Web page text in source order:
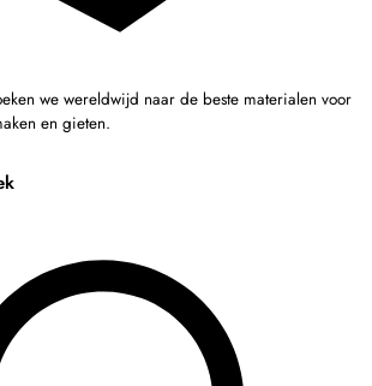
we wereldwijd naar de beste materialen voor
en gieten.